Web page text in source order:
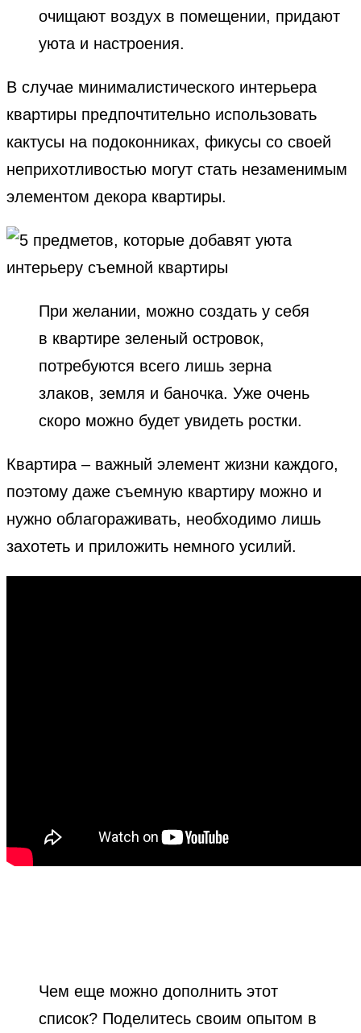
очищают воздух в помещении, придают
уюта и настроения.
В случае минималистического интерьера
квартиры предпочтительно использовать
кактусы на подоконниках, фикусы со своей
неприхотливостью могут стать незаменимым
элементом декора квартиры.
При желании, можно создать у себя
в квартире зеленый островок,
потребуются всего лишь зерна
злаков, земля и баночка. Уже очень
скоро можно будет увидеть ростки.
Квартира – важный элемент жизни каждого,
поэтому даже съемную квартиру можно и
нужно облагораживать, необходимо лишь
захотеть и приложить немного усилий.
Чем еще можно дополнить этот
список? Поделитесь своим опытом в